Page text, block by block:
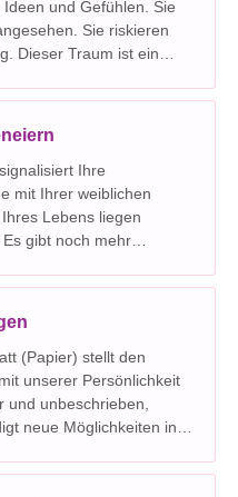
und Gefühlen. Sie
Sie riskieren
Dieser Traum ist ein
feste Beziehung.
Ihre
mit Ihrer weiblichen
Lebens liegen
gibt noch mehr
Schutz und Glück.
unserer Persönlichkeit
und unbeschrieben,
neue Möglichkeiten in
hin, dass es einen